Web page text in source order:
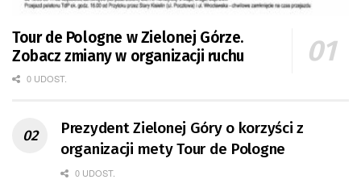
Tour de Pologne w Zielonej Górze.
Zobacz zmiany w organizacji ruchu
0 UDOST.
Prezydent Zielonej Góry o korzyści z
organizacji mety Tour de Pologne
0 UDOST.